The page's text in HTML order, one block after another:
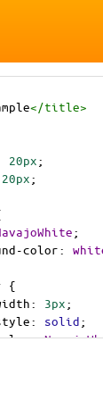
</title>
20px;
20px;
;
color:
{
: 3px;
: solid;
: